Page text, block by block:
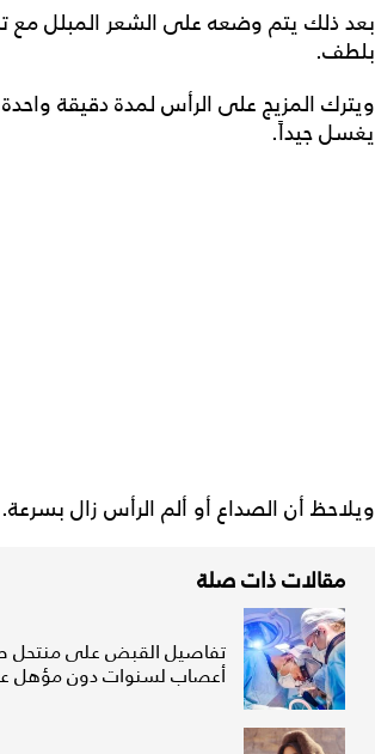
بعد ذلك يتم وضعه على الشعر المبلل مع
بلطف.
ويترك المزيج على الرأس لمدة دقيقة
يغسل جيداً.
ويلاحظ أن الصداع أو ألم الرأس زال بسرعة.
مقالات ذات صلة
تفاصيل القبض على منتحل
أعصاب لسنوات دون مؤهل